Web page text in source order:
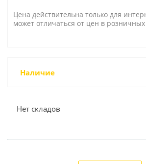
Цена действительна только для
может отличаться от цен в
Наличие
Нет складов